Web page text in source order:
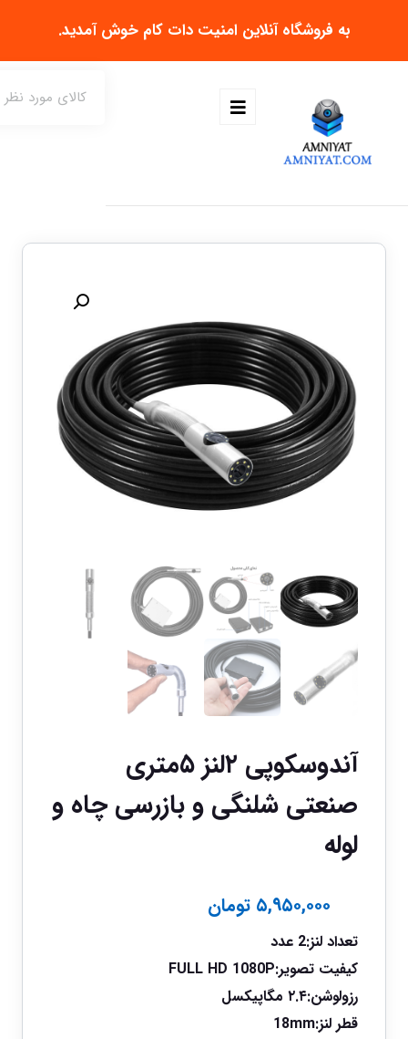
به فروشگاه آنلاین امنیت دات کام خوش آمدید.
آندوسکوپی ۲لنز ۵متری
صنعتی شلنگی و بازرسی چاه و
لوله
۵,۹۵۰,۰۰۰ تومان
تعداد لنز:2 عدد
کیفیت تصویر:FULL HD 1080P
رزولوشن:۲.۴ مگاپیکسل
قطر لنز:18mm